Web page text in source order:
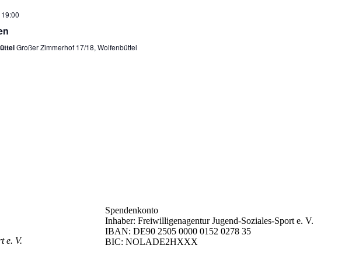
19:00
Großer Zimmerhof 17/18, Wolfenbüttel
e. V.
Spendenkonto
Inhaber: Freiwilligenagentur Jugend-Soziales-Sport e. V.
IBAN: DE90 2505 0000 0152 0278 35
BIC: NOLADE2HXXX